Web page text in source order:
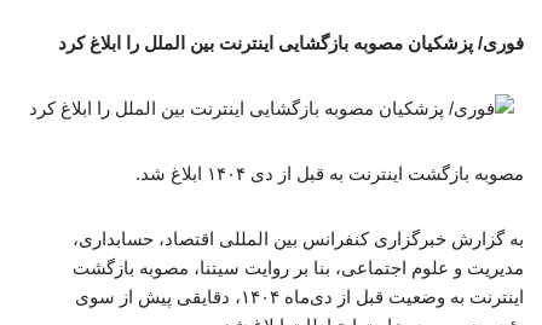
فوری/ پزشکیان مصوبه بازگشایی اینترنت بین الملل را ابلاغ کرد
مصوبه بازگشت اینترنت به قبل از دی ۱۴۰۴ ابلاغ شد.
به گزارش خبرگزاری کنفرانس بین المللی اقتصاد، حسابداری،
مدیریت و علوم اجتماعی، بنا بر روایت سیتنا، مصوبه بازگشت
اینترنت به وضعیت قبل از دی‌ماه ۱۴۰۴، دقایقی پیش از سوی